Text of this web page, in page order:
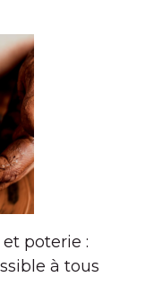
poterie :
à tous